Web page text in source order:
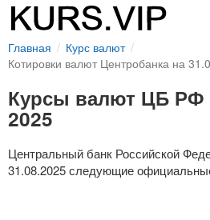
Главная
Курс валют
Котировки валют Центробанка на
Курсы валют ЦБ РФ
2025
Центральный банк Российской
31.08.2025 следующие